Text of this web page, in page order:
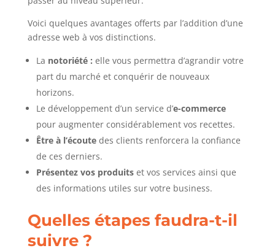
Voici quelques avantages offerts par l’addition d’une
adresse web à vos distinctions.
La notoriété : elle vous permettra d’agrandir votre
part du marché et conquérir de nouveaux
horizons.
Le développement d’un service d’e-commerce
pour augmenter considérablement vos recettes.
Être à l’écoutedes clients renforcera la confiance
de ces derniers.
Présentez vos produitset vos services ainsi que
des informations utiles sur votre business.
Quelles étapes faudra-t-il
suivre ?